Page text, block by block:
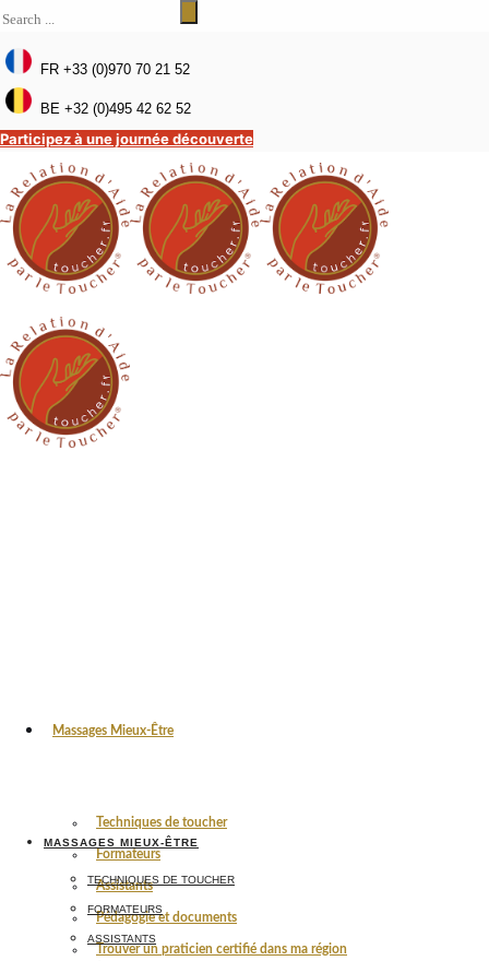
FR +33 (0)970 70 21 52
BE +32 (0)495 42 62 52
Participez à une journée découverte
Massages Mieux-Être
Techniques de toucher
Formateurs
Assistants
Pédagogie et documents
Trouver un praticien certifié dans ma région
MASSAGES MIEUX-ÊTRE
TECHNIQUES DE TOUCHER
FORMATEURS
ASSISTANTS